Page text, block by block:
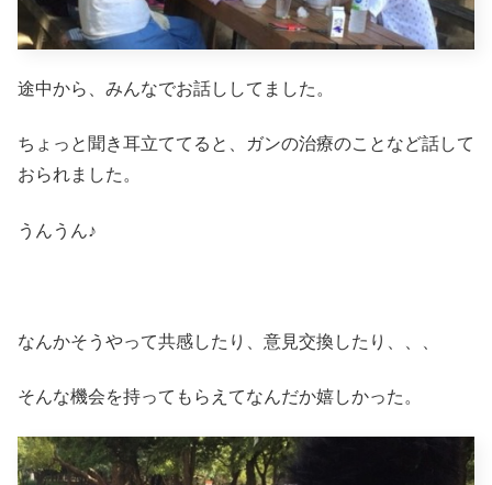
途中から、みんなでお話ししてました。
ちょっと聞き耳立ててると、ガンの治療のことなど話して
おられました。
うんうん♪
なんかそうやって共感したり、意見交換したり、、、
そんな機会を持ってもらえてなんだか嬉しかった。